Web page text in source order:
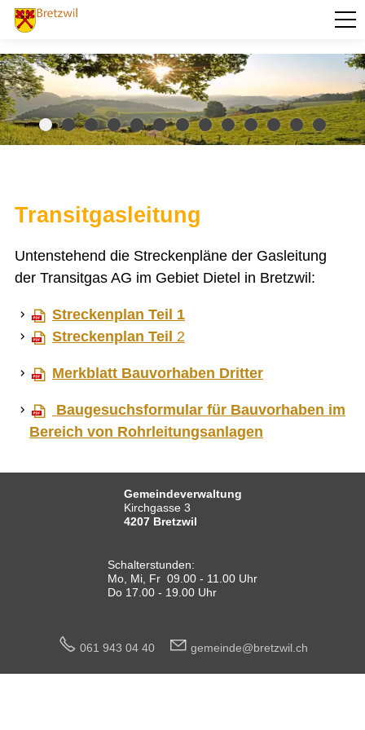
PORTRÄT
AKTUELLES
VERWALTUNG
SOZIALES / GESUNDHEIT
VERKEHR
ENTSORGUNG UND UMWELT
Baselbieter Energiepaket
Hauskehricht
Jagdaufsicht Bretzwil
Kadaverentsorgung
Kanalisation
Öffentliche Energieberatung
Regionale Pilzkontrollstelle
Wiederverwertbare Abfälle
FINANZEN
Transitgasleitung
Untenstehend die Streckenpläne der Gasleitung
der Transitgas AG im Gebiet Dietel in Bretzwil:
Streckenplan Teil 1
Streckenplan Teil 2
Merkblatt Bauvorhaben Dritter
Baugesuchsformular für Bauvorhaben im
Bereich von Rohrleitungsanlagen
Gemeindeverwaltung
Kirchgasse 3
4207 Bretzwil
Schalterstunden:
Mo, Mi, Fr 09.00 - 11.00 Uhr
Do 17.00 - 19.00 Uhr
061 943 04 40 g m nd br tzw l ch